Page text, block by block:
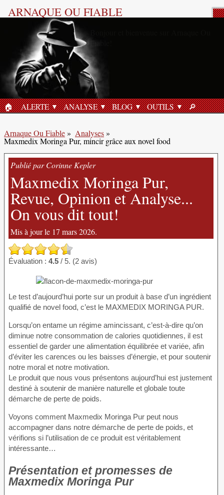
ARNAQUE OU FIABLE
ACCUEIL
🏠︎ ALERTE ANALYSE BLOG OUTILS 🔎︎
Arnaque Ou Fiable» Analyses»
Maxmedix Moringa Pur, mincir grâce aux novel food
Publié par Corinne Kepler
Maxmedix Moringa Pur,
Revue, Opinion et Analyse...
On vous dit tout!
Mis à jour le 17 mars 2026.
Évaluation : 4.5 / 5. (2 avis)
Le test d’aujourd’hui porte sur un produit à base d’un ingrédient
qualifié de novel food, c’est le MAXMEDIX MORINGA PUR.
Lorsqu’on entame un régime amincissant, c’est-à-dire qu’on
diminue notre consommation de calories quotidiennes, il est
essentiel de garder une alimentation équilibrée et variée, afin
d’éviter les carences ou les baisses d’énergie, et pour soutenir
notre moral et notre motivation.
Le produit que nous vous présentons aujourd’hui est justement
destiné à soutenir de manière naturelle et globale toute
démarche de perte de poids.
Voyons comment Maxmedix Moringa Pur peut nous
accompagner dans notre démarche de perte de poids, et
vérifions si l’utilisation de ce produit est véritablement
intéressante…
Présentation et promesses de
Maxmedix Moringa Pur